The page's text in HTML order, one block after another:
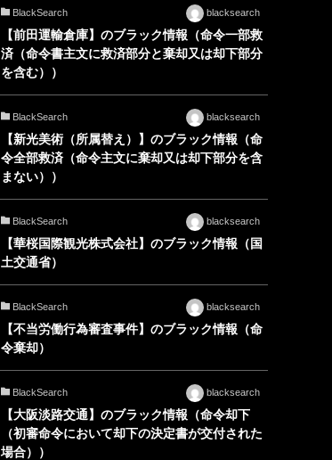
BlackSearch blacksearch
【前田運輸倉庫】のブラック情報（命令一部救
済（命令書主文に救済部分と棄却又は却下部分
を含む））
BlackSearch blacksearch
【新光美術（所属替え）】のブラック情報（命
令全部救済（命令主文に棄却又は却下部分を含
まない））
BlackSearch blacksearch
【華桜国際観光株式会社】のブラック情報（国
土交通省）
BlackSearch blacksearch
【不当労働行為審査事件】のブラック情報（命
令棄却）
BlackSearch blacksearch
【大阪淡路交通】のブラック情報（命令却下
（初審命令において却下の決定書が交付された
場合））